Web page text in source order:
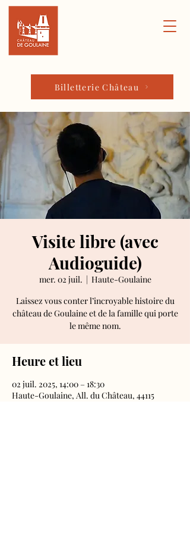
Billetterie Château
Visite libre (avec
Audioguide)
mer. 02 juil.
  |
Haute-Goulaine
Laissez vous conter l’incroyable histoire du
château de Goulaine et de la famille qui porte
le même nom.
Heure et lieu
02 juil. 2025, 14:00 – 18:30
Haute-Goulaine, All. du Château, 44115